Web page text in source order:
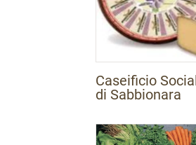
Caseificio
di Sabbionara